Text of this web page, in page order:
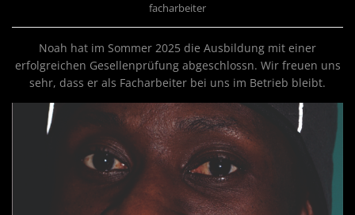
facharbeiter
Noah hat im Sommer 2025 die Ausbildung mit einer
erfolgreichen Gesellenprüfung abgeschlossn. Wir freuen uns
sehr, dass er als Facharbeiter bei uns im Betrieb bleibt.